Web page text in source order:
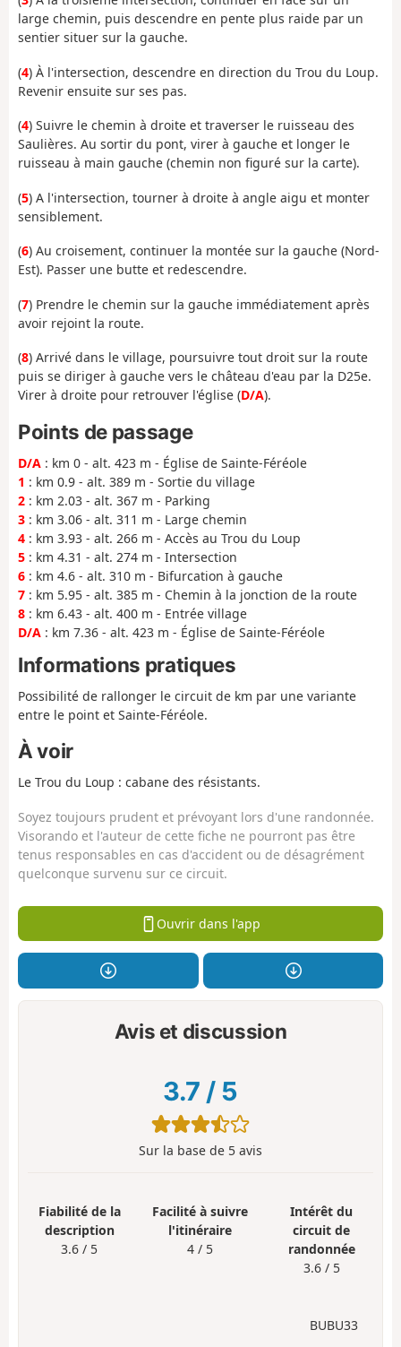
large chemin, puis descendre en pente plus raide par un
sentier situer sur la gauche.
(4) À l'intersection, descendre en direction du Trou du Loup.
Revenir ensuite sur ses pas.
(4) Suivre le chemin à droite et traverser le ruisseau des
Saulières. Au sortir du pont, virer à gauche et longer le
ruisseau à main gauche (chemin non figuré sur la carte).
(5) A l'intersection, tourner à droite à angle aigu et monter
sensiblement.
(6) Au croisement, continuer la montée sur la gauche (Nord-
Est). Passer une butte et redescendre.
(7) Prendre le chemin sur la gauche immédiatement après
avoir rejoint la route.
(8) Arrivé dans le village, poursuivre tout droit sur la route
puis se diriger à gauche vers le château d'eau par la D25e.
Virer à droite pour retrouver l'église (D/A).
Points de passage
D/A : km 0 - alt. 423 m - Église de Sainte-Féréole
1 : km 0.9 - alt. 389 m - Sortie du village
2 : km 2.03 - alt. 367 m - Parking
3 : km 3.06 - alt. 311 m - Large chemin
4 : km 3.93 - alt. 266 m - Accès au Trou du Loup
5 : km 4.31 - alt. 274 m - Intersection
6 : km 4.6 - alt. 310 m - Bifurcation à gauche
7 : km 5.95 - alt. 385 m - Chemin à la jonction de la route
8 : km 6.43 - alt. 400 m - Entrée village
D/A : km 7.36 - alt. 423 m - Église de Sainte-Féréole
Informations pratiques
Possibilité de rallonger le circuit de km par une variante
entre le point et Sainte-Féréole.
À voir
Le Trou du Loup : cabane des résistants.
Soyez toujours prudent et prévoyant lors d'une randonnée.
Visorando et l'auteur de cette fiche ne pourront pas être
tenus responsables en cas d'accident ou de désagrément
quelconque survenu sur ce circuit.
Ouvrir dans l'app
Avis et discussion
3.7 / 5
Sur la base de 5 avis
Fiabilité de la
description
3.6 / 5
Facilité à suivre
l'itinéraire
4 / 5
Intérêt du
circuit de
randonnée
3.6 / 5
BUBU33